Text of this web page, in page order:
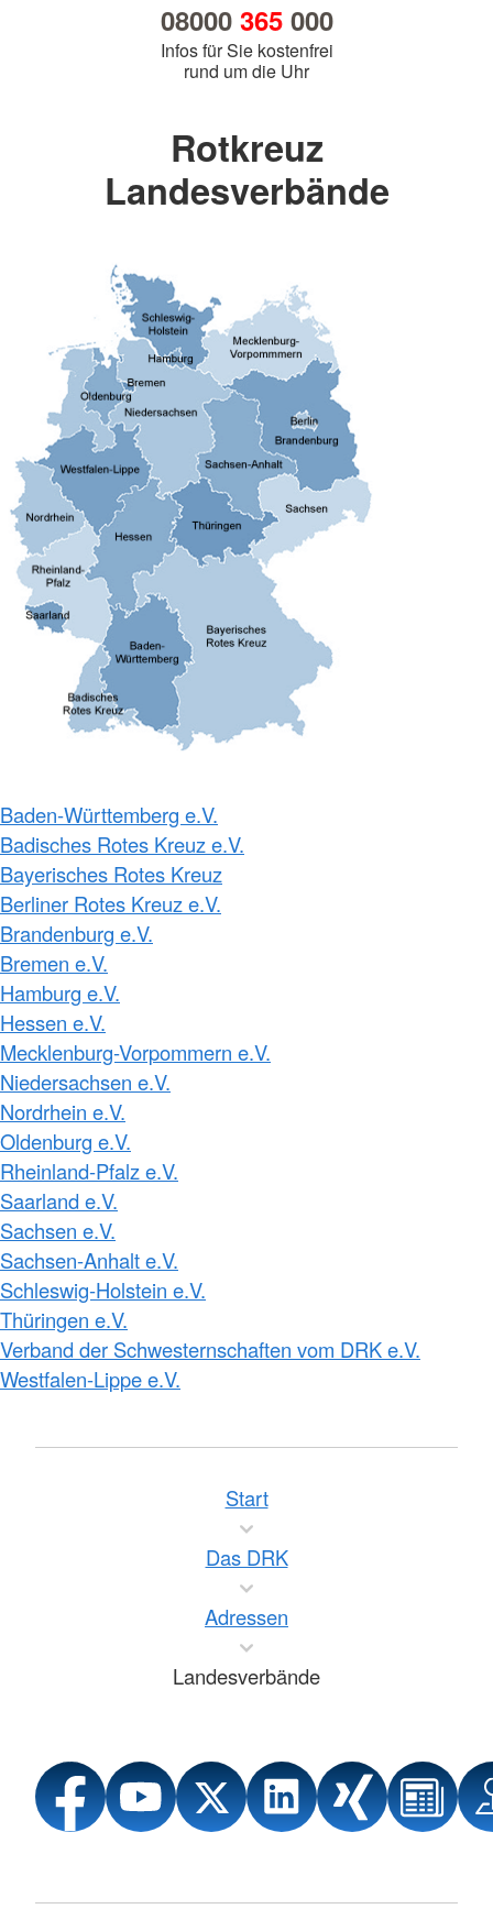
08000 365000
Infos für Sie kostenfrei
rund um die Uhr
Rotkreuz
Landesverbände
Baden-Württemberg e.V.
Badisches Rotes Kreuz e.V.
Bayerisches Rotes Kreuz
Berliner Rotes Kreuz e.V.
Brandenburg e.V.
Bremen e.V.
Hamburg e.V.
Hessen e.V.
Mecklenburg-Vorpommern e.V.
Niedersachsen e.V.
Nordrhein e.V.
Oldenburg e.V.
Rheinland-Pfalz e.V.
Saarland e.V.
Sachsen e.V.
Sachsen-Anhalt e.V.
Schleswig-Holstein e.V.
Thüringen e.V.
Verband der Schwesternschaften vom DRK e.V.
Westfalen-Lippe e.V.
Start
Das DRK
Adressen
Landesverbände